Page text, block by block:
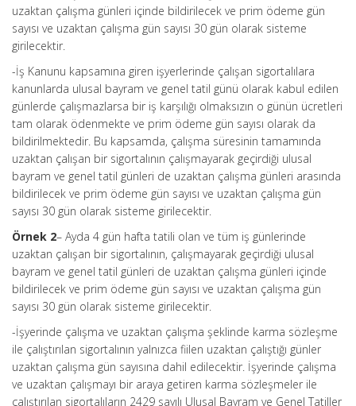
uzaktan çalışma günleri içinde bildirilecek ve prim ödeme gün
sayısı ve uzaktan çalışma gün sayısı 30 gün olarak sisteme
girilecektir.
-İş Kanunu kapsamına giren işyerlerinde çalışan sigortalılara
kanunlarda ulusal bayram ve genel tatil günü olarak kabul edilen
günlerde çalışmazlarsa bir iş karşılığı olmaksızın o günün ücretleri
tam olarak ödenmekte ve prim ödeme gün sayısı olarak da
bildirilmektedir. Bu kapsamda, çalışma süresinin tamamında
uzaktan çalışan bir sigortalının çalışmayarak geçirdiği ulusal
bayram ve genel tatil günleri de uzaktan çalışma günleri arasında
bildirilecek ve prim ödeme gün sayısı ve uzaktan çalışma gün
sayısı 30 gün olarak sisteme girilecektir.
Örnek 2– Ayda 4 gün hafta tatili olan ve tüm iş günlerinde
uzaktan çalışan bir sigortalının, çalışmayarak geçirdiği ulusal
bayram ve genel tatil günleri de uzaktan çalışma günleri içinde
bildirilecek ve prim ödeme gün sayısı ve uzaktan çalışma gün
sayısı 30 gün olarak sisteme girilecektir.
-İşyerinde çalışma ve uzaktan çalışma şeklinde karma sözleşme
ile çalıştırılan sigortalının yalnızca fiilen uzaktan çalıştığı günler
uzaktan çalışma gün sayısına dahil edilecektir. İşyerinde çalışma
ve uzaktan çalışmayı bir araya getiren karma sözleşmeler ile
çalıştırılan sigortalıların 2429 sayılı Ulusal Bayram ve Genel Tatiller